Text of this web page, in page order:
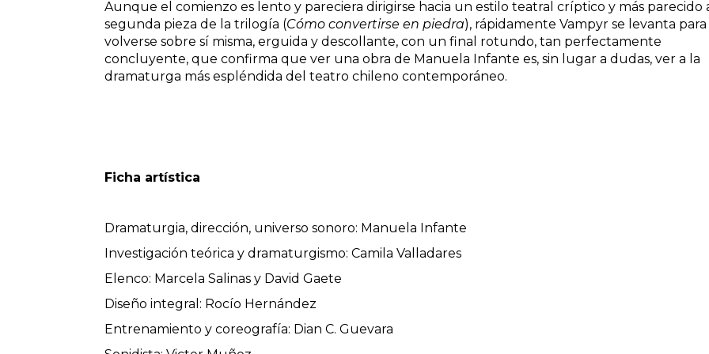
Aunque el comienzo es lento y pareciera dirigirse hacia un estilo teatral críptico y más parecido
segunda pieza de la trilogía (Cómo convertirse en piedra), rápidamente Vampyr se levanta para
volverse sobre sí misma, erguida y descollante, con un final rotundo, tan perfectamente
concluyente, que confirma que ver una obra de Manuela Infante es, sin lugar a dudas, ver a la
dramaturga más espléndida del teatro chileno contemporáneo.
Ficha artística
Dramaturgia, dirección, universo sonoro: Manuela Infante
Investigación teórica y dramaturgismo: Camila Valladares
Elenco: Marcela Salinas y David Gaete
Diseño integral: Rocío Hernández
Entrenamiento y coreografía: Dian C. Guevara